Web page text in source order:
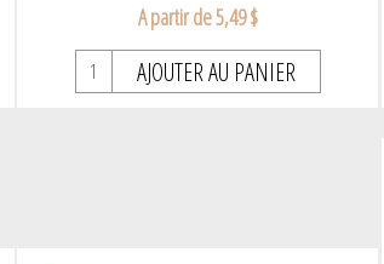
A partir de 5,49 $
AJOUTER AU PANIER